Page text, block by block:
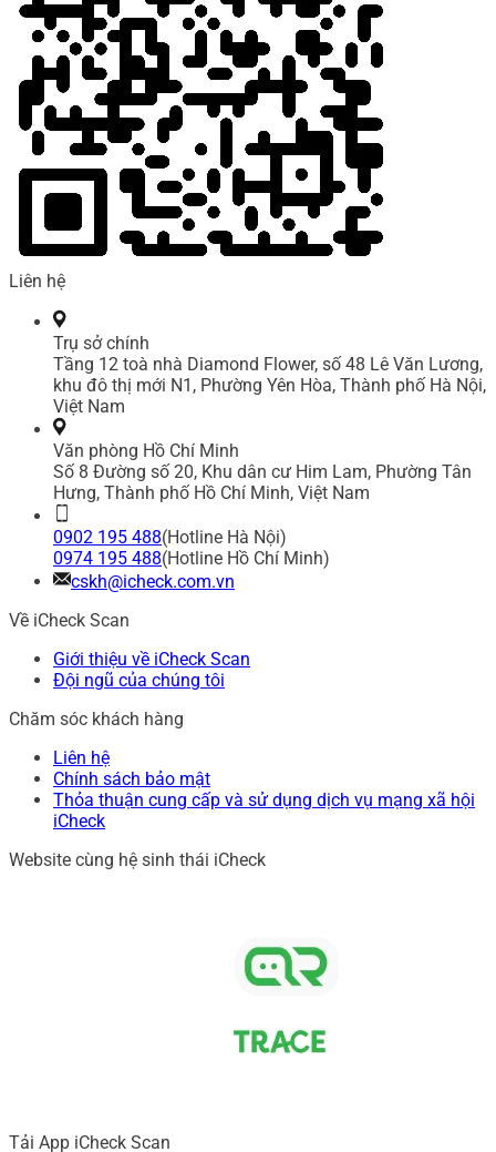
Liên hệ
Trụ sở chính
Tầng 12 toà nhà Diamond Flower, số 48 Lê Văn Lương,
khu đô thị mới N1, Phường Yên Hòa, Thành phố Hà Nội,
Việt Nam
Văn phòng Hồ Chí Minh
Số 8 Đường số 20, Khu dân cư Him Lam, Phường Tân
Hưng, Thành phố Hồ Chí Minh, Việt Nam
0902 195 488(Hotline Hà Nội)
0974 195 488(Hotline Hồ Chí Minh)
cskh@icheck.com.vn
Về iCheck Scan
Giới thiệu về iCheck Scan
Đội ngũ của chúng tôi
Chăm sóc khách hàng
Liên hệ
Chính sách bảo mật
Thỏa thuận cung cấp và sử dụng dịch vụ mạng xã hội
iCheck
Website cùng hệ sinh thái iCheck
Tải App iCheck Scan